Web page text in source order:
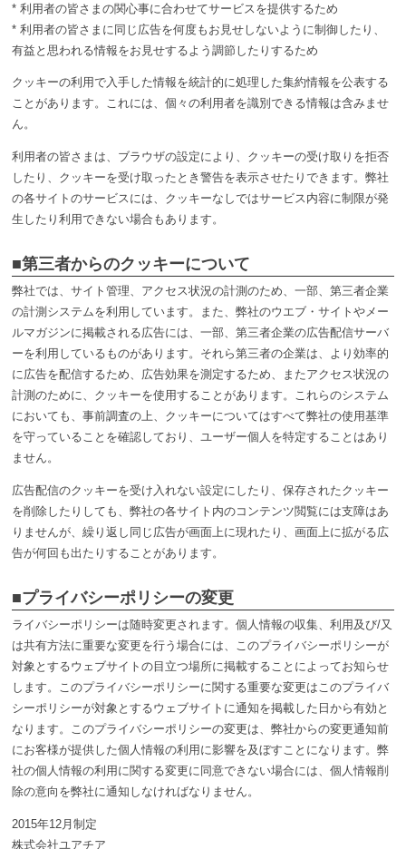
* 利用者の皆さまの関心事に合わせてサービスを提供するため
* 利用者の皆さまに同じ広告を何度もお見せしないように制御したり、
有益と思われる情報をお見せするよう調節したりするため
クッキーの利用で入手した情報を統計的に処理した集約情報を公表する
ことがあります。これには、個々の利用者を識別できる情報は含みませ
ん。
利用者の皆さまは、ブラウザの設定により、クッキーの受け取りを拒否
したり、クッキーを受け取ったとき警告を表示させたりできます。弊社
の各サイトのサービスには、クッキーなしではサービス内容に制限が発
生したり利用できない場合もあります。
■第三者からのクッキーについて
弊社では、サイト管理、アクセス状況の計測のため、一部、第三者企業
の計測システムを利用しています。また、弊社のウエブ・サイトやメー
ルマガジンに掲載される広告には、一部、第三者企業の広告配信サーバ
ーを利用しているものがあります。それら第三者の企業は、より効率的
に広告を配信するため、広告効果を測定するため、またアクセス状況の
計測のために、クッキーを使用することがあります。これらのシステム
においても、事前調査の上、クッキーについてはすべて弊社の使用基準
を守っていることを確認しており、ユーザー個人を特定することはあり
ません。
広告配信のクッキーを受け入れない設定にしたり、保存されたクッキー
を削除したりしても、弊社の各サイト内のコンテンツ閲覧には支障はあ
りませんが、繰り返し同じ広告が画面上に現れたり、画面上に拡がる広
告が何回も出たりすることがあります。
■プライバシーポリシーの変更
ライバシーポリシーは随時変更されます。個人情報の収集、利用及び/又
は共有方法に重要な変更を行う場合には、このプライバシーポリシーが
対象とするウェブサイトの目立つ場所に掲載することによってお知らせ
します。このプライバシーポリシーに関する重要な変更はこのプライバ
シーポリシーが対象とするウェブサイトに通知を掲載した日から有効と
なります。このプライバシーポリシーの変更は、弊社からの変更通知前
にお客様が提供した個人情報の利用に影響を及ぼすことになります。弊
社の個人情報の利用に関する変更に同意できない場合には、個人情報削
除の意向を弊社に通知しなければなりません。
2015年12月制定
株式会社ユアチア